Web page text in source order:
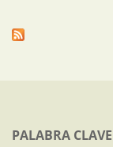
PALABRA CLAVE